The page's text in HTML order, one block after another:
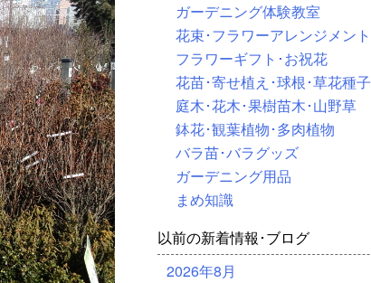
ガーデニング体験教室
花束･フラワーアレンジメント
フラワーギフト･お祝花
花苗･寄せ植え･球根･草花種子
庭木･花木･果樹苗木･山野草
鉢花･観葉植物･多肉植物
バラ苗･バラグッズ
ガーデニング用品
まめ知識
以前の新着情報･ブログ
2026年8月